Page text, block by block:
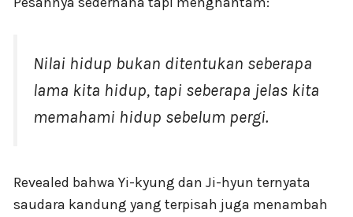
Nilai hidup bukan ditentukan seberapa
lama kita hidup, tapi seberapa jelas kita
memahami hidup sebelum pergi.
Revealed bahwa Yi-kyung dan Ji-hyun ternyata
saudara kandung yang terpisah juga menambah